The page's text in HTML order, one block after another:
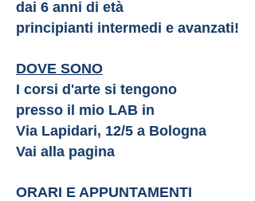
dai 6 anni di età
principianti intermedi e avanzati!
DOVE SONO
I corsi d'arte si tengono
presso il mio LAB in
Via Lapidari, 12/5 a Bologna
Vai alla pagina
ORARI E APPUNTAMENTI